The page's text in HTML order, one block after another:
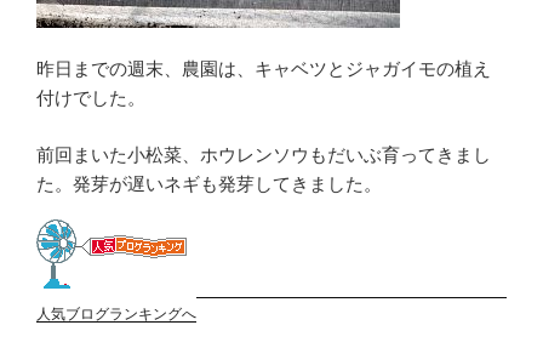
昨日までの週末、農園は、キャベツとジャガイモの植え
付けでした。
前回まいた小松菜、ホウレンソウもだいぶ育ってきまし
た。発芽が遅いネギも発芽してきました。
人気ブログランキングへ